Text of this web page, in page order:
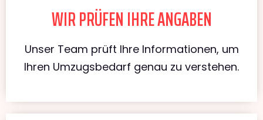
WIR PRÜFEN IHRE ANGABEN
Unser Team prüft Ihre Informationen, um
Ihren Umzugsbedarf genau zu verstehen.